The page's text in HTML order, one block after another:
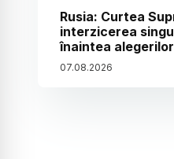
Rusia: Curtea
interzicerea
înaintea alegerilor
07.08.2026